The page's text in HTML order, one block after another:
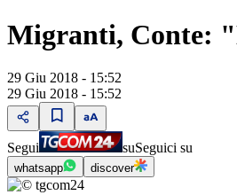
Migranti, Conte:
29 Giu 2018 - 15:52
29 Giu 2018 - 15:52
Segui suSeguici su
whatsapp discover